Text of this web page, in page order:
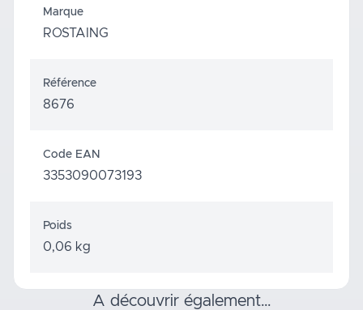
Marque
ROSTAING
Référence
8676
Code EAN
3353090073193
Poids
0,06 kg
a découvrir également…